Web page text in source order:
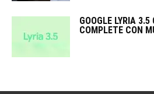
GOOGLE LYRIA
COMPLETE CON